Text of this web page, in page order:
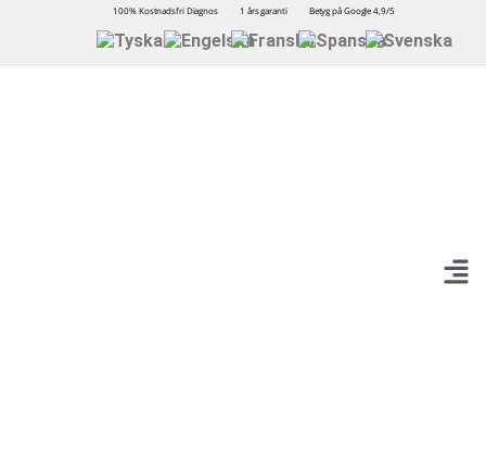
100% Kostnadsfri Diagnos 1 års garanti Betyg på Google 4,9/5